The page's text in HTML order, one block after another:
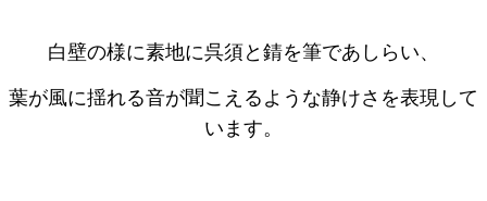
白壁の様に素地に呉須と錆を筆であしらい、
葉が風に揺れる音が聞こえるような静けさを表現して
います。